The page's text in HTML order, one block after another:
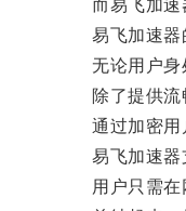
而易飞加速器
易飞加速器的
无论用户身处
除了提供流畅
通过加密用户
易飞加速器支
用户只需在网